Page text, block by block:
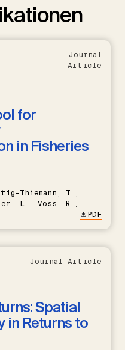
Journal
Article
for
in Fisheries
Thiemann, T.,
L., Voss, R.,
PDF
Journal Article
Spatial
in Returns to